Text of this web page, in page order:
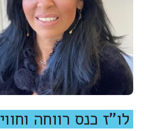
ד"ר קרן אור
מרצה באוניברסיטת חיפה בבית הספר
לו"ז כנס רווחה